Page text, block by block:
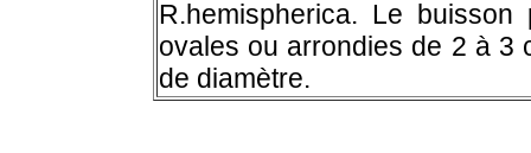
R.hemispherica. Le
ovales ou arrondies de 2 à 3
de diamètre.